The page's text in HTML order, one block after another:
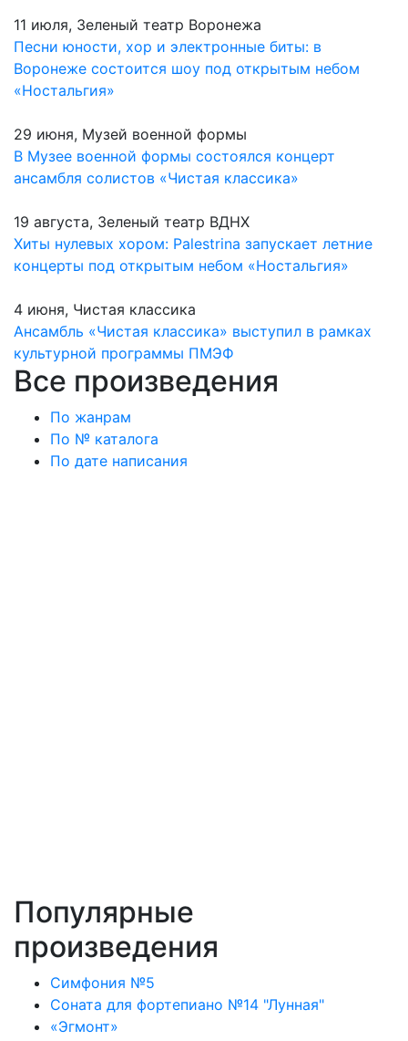
11 июля, Зеленый театр Воронежа
Песни юности, хор и электронные биты: в
Воронеже состоится шоу под открытым небом
«Ностальгия»
29 июня, Музей военной формы
В Музее военной формы состоялся концерт
ансамбля солистов «Чистая классика»
19 августа, Зеленый театр ВДНХ
Хиты нулевых хором: Palestrina запускает летние
концерты под открытым небом «Ностальгия»
4 июня, Чистая классика
Ансамбль «Чистая классика» выступил в рамках
культурной программы ПМЭФ
Все произведения
По жанрам
По № каталога
По дате написания
Популярные
произведения
Симфония №5
Соната для фортепиано №14 "Лунная"
«Эгмонт»